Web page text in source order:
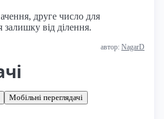
друге число для
залишку від ділення.
автор: NagarD
Мобільні переглядачі